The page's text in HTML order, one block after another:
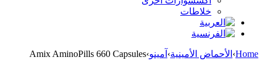
خلاطات
Home
› الأحماض الأمينية› آمينو›
Amix AminoPills 660 Capsules